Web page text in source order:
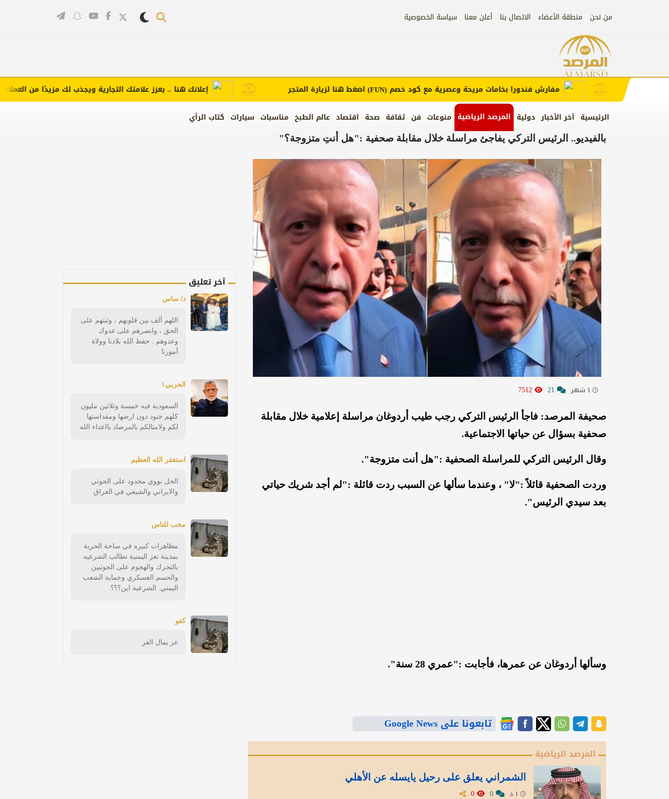
من نحن منطقة الأعضاء الاتصال بنا أعلن معنا سياسة الخصوصية
الرئيسية آخر الأخبار دولية المرصد الرياضية منوعات فن ثقافة صحة اقتصاد عالم الطبخ مناسبات سيارات كتاب الرأي
إعلانك هنا .. يعزز علامتك التجارية ويجذب لك مزيدًا من العملاء مفارش فندورا بخامات مريحة وعصرية مع كود خصم(FUN) اضغط هنا لزيارة المتجر
بالفيديو.. الرئيس التركي يفاجئ مراسلة خلال مقابلة صحفية :"هل أنتِ متزوجة؟"
صحيفة المرصد: فاجأ الرئيس التركي رجب طيب أردوغان مراسلة إعلامية خلال مقابلة
صحفية بسؤال عن حياتها الاجتماعية.
وقال الرئيس التركي للمراسلة الصحفية :"هل أنت متزوجة".
وردت الصحفية قائلاً :"لا" ، وعندما سألها عن السبب ردت قائلة :"لم أجد شريك حياتي
بعد سيدي الرئيس".
وسألها أردوغان عن عمرها، فأجابت :"عمري 28 سنة".
تابعونا على Google News
المرصد الرياضية
الشمراني يعلق على رحيل يايسله عن الأهلي
آخر تعليق
د/ ساس
اللهم ألف بين قلوبهم ، وثبتهم على
الحق ، وانصرهم على عدوك
وعدوهم . حفظ الله بلادنا وولاة
أمورنا .
الحربي١
السعودية فيه خمسة وثلاثين مليون
كلهم جنود دون ارضها ومقداستها
لكم ولامثالكم بالمرصاد يااعداء الله
استغفر الله العظيم
الحل نووي محدود على الحوثي
والايراني والشيعي في العراق
محب للناس
مظاهرات كبيره في ساحة الحرية
بمدينة تعز اليمنية تطالب الشرعيه
بالتحرك والهجوم على الحوثيين
والحسم العسكري وحماية الشعب
اليمني. الشرعيه اين؟؟؟
كفو
عز يمال العز